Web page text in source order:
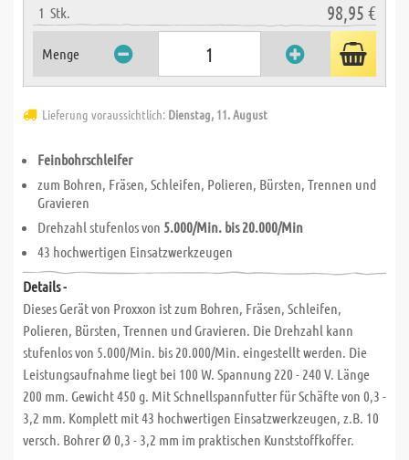
1 Stk. 98,95 €
Menge
Lieferung voraussichtlich: Dienstag, 11. August
Feinbohrschleifer
zum Bohren, Fräsen, Schleifen, Polieren, Bürsten, Trennen und
Gravieren
Drehzahl stufenlos von 5.000/Min. bis 20.000/Min
43 hochwertigen Einsatzwerkzeugen
Details -
Dieses Gerät von Proxxon ist zum Bohren, Fräsen, Schleifen,
Polieren, Bürsten, Trennen und Gravieren. Die Drehzahl kann
stufenlos von 5.000/Min. bis 20.000/Min. eingestellt werden. Die
Leistungsaufnahme liegt bei 100 W. Spannung 220 - 240 V. Länge
200 mm. Gewicht 450 g. Mit Schnellspannfutter für Schäfte von 0,3 -
3,2 mm. Komplett mit 43 hochwertigen Einsatzwerkzeugen, z.B. 10
versch. Bohrer Ø 0,3 - 3,2 mm im praktischen Kunststoffkoffer.